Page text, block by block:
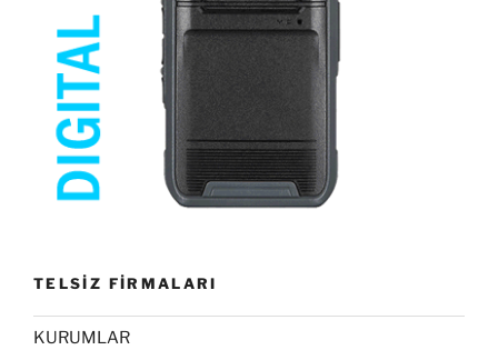
TELSİZ FİRMALARI
KURUMLAR